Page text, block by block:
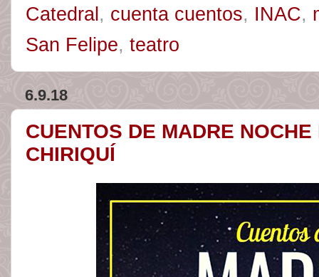
Catedral , cuenta cuentos, INAC,
San Felipe, teatro
6.9.18
CUENTOS DE MADRE
CHIRIQUÍ